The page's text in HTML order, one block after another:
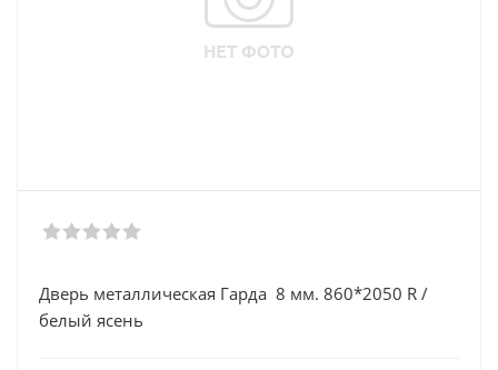
Дверь металлическая Гарда 8 мм. 860*2050 R /
белый ясень